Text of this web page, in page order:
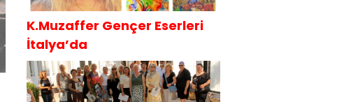
K.Muzaffer Gençer Eserleri
İtalya’da